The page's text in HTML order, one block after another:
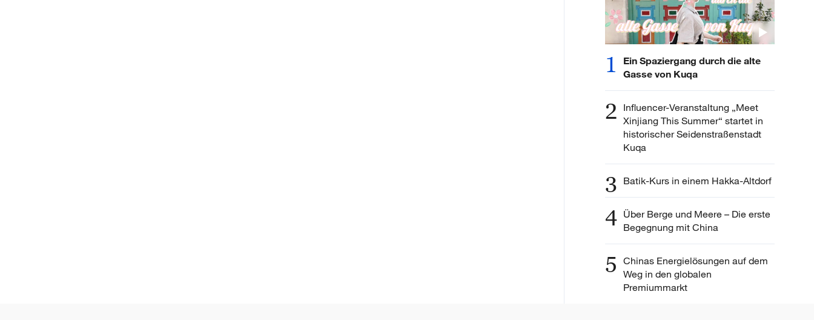
1
Ein Spaziergang durch die alte
Gasse von Kuqa
2 Influencer-Veranstaltung „Meet
Xinjiang This Summer“ startet in
historischer Seidenstraßenstadt
Kuqa
3 Batik-Kurs in einem Hakka-Altdorf
4 Über Berge und Meere – Die erste
Begegnung mit China
5 Chinas Energielösungen auf dem
Weg in den globalen
Premiummarkt